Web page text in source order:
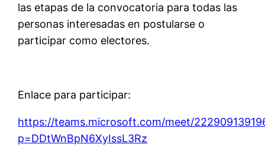
las etapas de la convocatoria para todas las
personas interesadas en postularse o
participar como electores.
Enlace para participar:
https://teams.microsoft.com/meet/
p=DDtWnBpN6XyIssL3Rz